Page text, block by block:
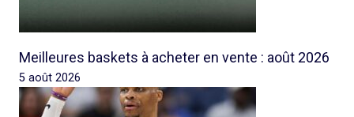
Meilleures baskets à acheter en vente : août 2026
5 août 2026